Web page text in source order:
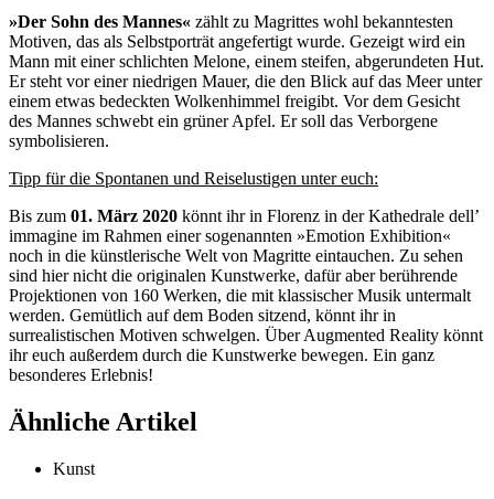
»Der Sohn des Mannes« zählt zu Magrittes wohl bekanntesten
Motiven, das als Selbstporträt angefertigt wurde. Gezeigt wird ein
Mann mit einer schlichten Melone, einem steifen, abgerundeten Hut.
Er steht vor einer niedrigen Mauer, die den Blick auf das Meer unter
einem etwas bedeckten Wolkenhimmel freigibt. Vor dem Gesicht
des Mannes schwebt ein grüner Apfel. Er soll das Verborgene
symbolisieren.
Tipp für die Spontanen und Reiselustigen unter euch:
Bis zum 01. März 2020 könnt ihr in Florenz in der Kathedrale dell’
immagine im Rahmen einer sogenannten »Emotion Exhibition«
noch in die künstlerische Welt von Magritte eintauchen. Zu sehen
sind hier nicht die originalen Kunstwerke, dafür aber berührende
Projektionen von 160 Werken, die mit klassischer Musik untermalt
werden. Gemütlich auf dem Boden sitzend, könnt ihr in
surrealistischen Motiven schwelgen. Über Augmented Reality könnt
ihr euch außerdem durch die Kunstwerke bewegen. Ein ganz
besonderes Erlebnis!
Ähnliche Artikel
Kunst